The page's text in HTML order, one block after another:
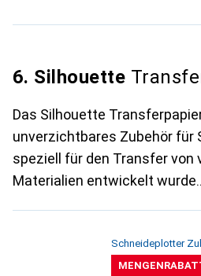
6. Silhouette
Das Silhouette
unverzichtbares Zubehör für
speziell für den Transfer von
Materialien entwickelt wurde.
Schneideplotter